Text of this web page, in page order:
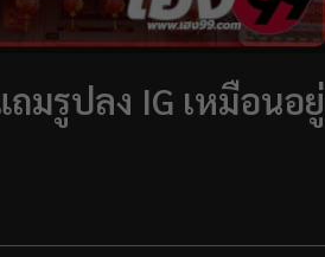
มรูปลง IG เหมือนอยู่